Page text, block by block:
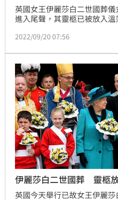
英國女王伊麗莎白二世國葬
進入尾聲，其靈柩已被放入
宮務大臣（lord chamberlain
2022/09/20 07:56
伊麗莎白二世國葬 靈柩
英國今天舉行已故女王伊麗